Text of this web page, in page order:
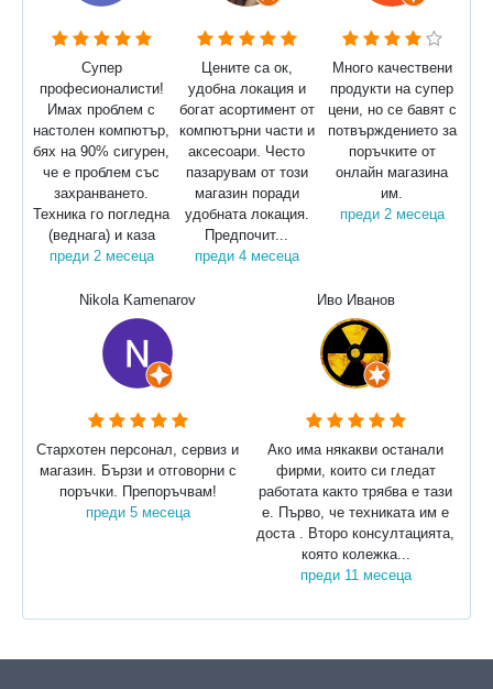
Супер
професионалисти!
Имах проблем с
настолен компютър,
бях на 90% сигурен,
че е проблем със
захранването.
Техника го погледна
(веднага) и каза
преди 2 месеца
Цените са ок,
удобна локация и
богат асортимент от
компютърни части и
аксесоари. Често
пазарувам от този
магазин поради
удобната локация.
Предпочит...
преди 4 месеца
Много качествени
продукти на супер
цени, но се бавят с
потвърждението за
поръчките от
онлайн магазина
им.
преди 2 месеца
Nikola Kamenarov
Стархотен персонал, сервиз и
магазин. Бързи и отговорни с
поръчки. Препоръчвам!
преди 5 месеца
Иво Иванов
Ако има някакви останали
фирми, които си гледат
работата както трябва е тази
е. Първо, че техниката им е
доста . Второ консултацията,
която колежка...
преди 11 месеца